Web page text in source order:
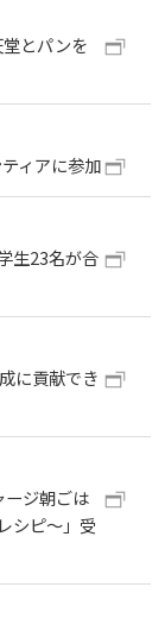
とパンを
ィアに参加
生23名が合
に貢献でき
ジ朝ごは
シピ～」受